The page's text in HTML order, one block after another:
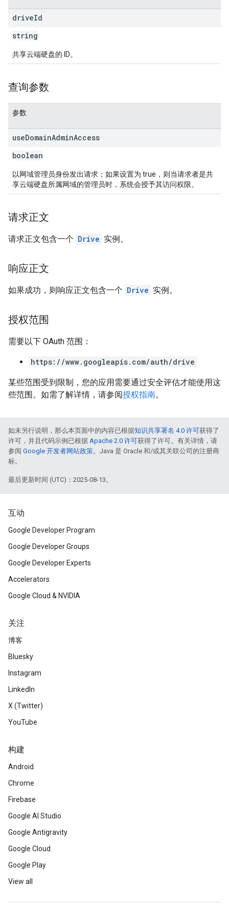
driveId
string
共享云端硬盘的 ID。
查询参数
参数
useDomainAdminAccess
boolean
以网域管理员身份发出请求；如果设置为 true，则当请求者是共
享云端硬盘所属网域的管理员时，系统会授予其访问权限。
请求正文
请求正文包含一个 Drive 实例。
响应正文
如果成功，则响应正文包含一个 Drive 实例。
授权范围
需要以下 OAuth 范围：
https://www.googleapis.com/auth/drive
某些范围受到限制，您的应用需要通过安全评估才能使用这
些范围。如需了解详情，请参阅授权指南。
如未另行说明，那么本页面中的内容已根据知识共享署名 4.0 许可获得了
许可，并且代码示例已根据 Apache 2.0 许可获得了许可。有关详情，请
参阅 Google 开发者网站政策。Java 是 Oracle 和/或其关联公司的注册商
标。
最后更新时间 (UTC)：2025-08-13。
互动
Google Developer Program
Google Developer Groups
Google Developer Experts
Accelerators
Google Cloud & NVIDIA
关注
博客
Bluesky
Instagram
LinkedIn
X (Twitter)
YouTube
构建
Android
Chrome
Firebase
Google AI Studio
Google Antigravity
Google Cloud
Google Play
View all